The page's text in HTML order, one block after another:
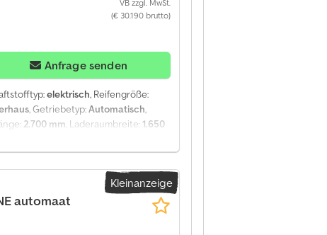
Samstags bis 16:00 Uhr erreichbar!!
-Alle Angaben ohne Gewähr
VB zzgl. MwSt.
(€ 30.190 brutto)
Anfrage senden
elektrisch, Reifengröße:
, Getriebetyp:Automatisch
2.700 mm , Laderaumbreite:1.650
Sitzheizung,
, = Weitere Optionen und
- Trennwand = Anmerkungen =
Einzelkabine, Tempomat,
Elektrische Spiegel,
Sitzheizung, Bluetooth,
Kleinanzeige
automaat